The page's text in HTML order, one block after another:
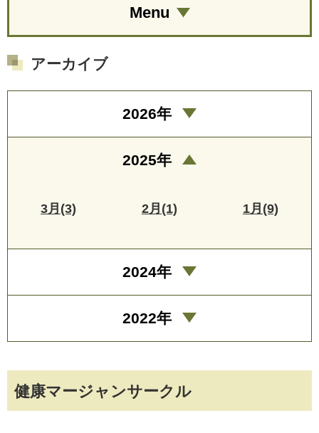
健康マージャンサークル
Menu
アーカイブ
2026年
2025年
3月(3) 2月(1) 1月(9)
2024年
2022年